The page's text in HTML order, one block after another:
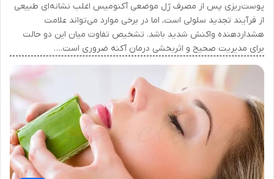
پوست‌ریزی پس از مصرف ژل موضعی آکنومیس اغلب نشانه‌ای طبیعی
از فرآیند تجدید سلولی است، اما در برخی موارد می‌تواند علامت
هشداردهنده واکنش شدید باشد. تشخیص تفاوت میان این دو حالت
برای مدیریت صحیح و اثربخشی درمان آکنه ضروری است.…